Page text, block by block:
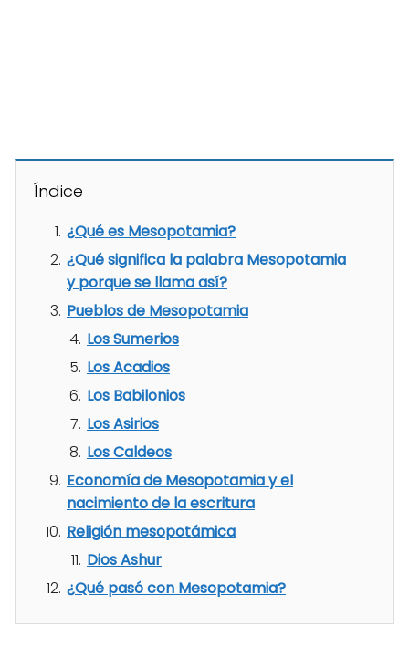
Índice
¿Qué es Mesopotamia?
¿Qué significa la palabra Mesopotamia
y porque se llama así?
Pueblos de Mesopotamia
Los Sumerios
Los Acadios
Los Babilonios
Los Asirios
Los Caldeos
Economía de Mesopotamia y el
nacimiento de la escritura
Religión mesopotámica
Dios Ashur
¿Qué pasó con Mesopotamia?